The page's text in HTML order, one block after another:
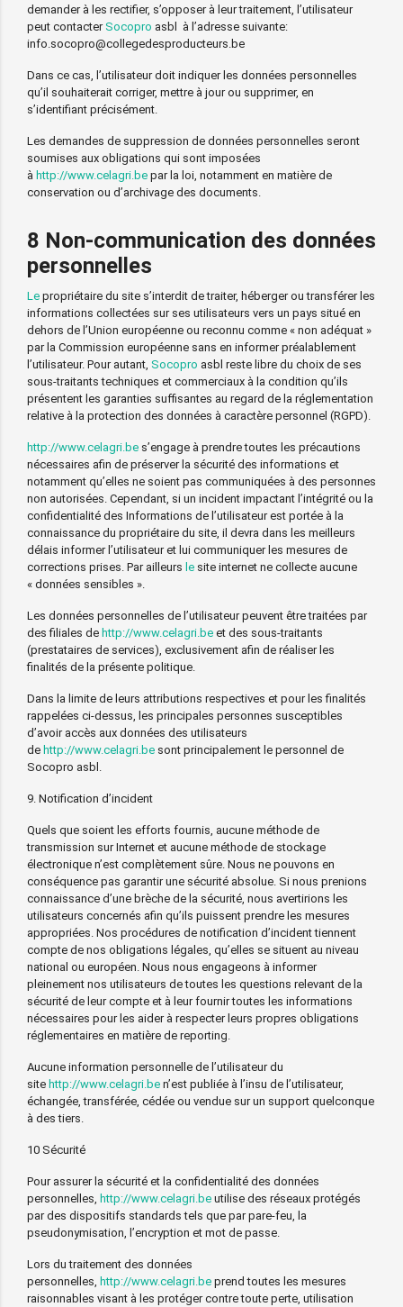
demander à les rectifier, s’opposer à leur traitement, l’utilisateur
peut contacterSocopro asbl à l’adresse suivante:
info.socopro@collegedesproducteurs.be
Dans ce cas, l’utilisateur doit indiquer les données personnelles
qu’il souhaiterait corriger, mettre à jour ou supprimer, en
s’identifiant précisément.
Les demandes de suppression de données personnelles seront
soumises aux obligations qui sont imposées
à http://www.celagri.be par la loi, notamment en matière de
conservation ou d’archivage des documents.
8 Non-communication des données
personnelles
Le propriétaire du site s’interdit de traiter, héberger ou transférer les
informations collectées sur ses utilisateurs vers un pays situé en
dehors de l’Union européenne ou reconnu comme « non adéquat »
par la Commission européenne sans en informer préalablement
l’utilisateur. Pour autant, Socopro asbl reste libre du choix de ses
sous-traitants techniques et commerciaux à la condition qu’ils
présentent les garanties suffisantes au regard de la réglementation
relative à la protection des données à caractère personnel (RGPD).
http://www.celagri.be s’engage à prendre toutes les précautions
nécessaires afin de préserver la sécurité des informations et
notamment qu’elles ne soient pas communiquées à des personnes
non autorisées. Cependant, si un incident impactant l’intégrité ou la
confidentialité des Informations de l’utilisateur est portée à la
connaissance du propriétaire du site, il devra dans les meilleurs
délais informer l’utilisateur et lui communiquer les mesures de
corrections prises. Par ailleurs le site internet ne collecte aucune
« données sensibles ».
Les données personnelles de l’utilisateur peuvent être traitées par
des filiales de http://www.celagri.be et des sous-traitants
(prestataires de services), exclusivement afin de réaliser les
finalités de la présente politique.
Dans la limite de leurs attributions respectives et pour les finalités
rappelées ci-dessus, les principales personnes susceptibles
d’avoir accès aux données des utilisateurs
de http://www.celagri.be sont principalement le personnel de
Socopro asbl.
9. Notification d’incident
Quels que soient les efforts fournis, aucune méthode de
transmission sur Internet et aucune méthode de stockage
électronique n’est complètement sûre. Nous ne pouvons en
conséquence pas garantir une sécurité absolue. Si nous prenions
connaissance d’une brèche de la sécurité, nous avertirions les
utilisateurs concernés afin qu’ils puissent prendre les mesures
appropriées. Nos procédures de notification d’incident tiennent
compte de nos obligations légales, qu’elles se situent au niveau
national ou européen. Nous nous engageons à informer
pleinement nos utilisateurs de toutes les questions relevant de la
sécurité de leur compte et à leur fournir toutes les informations
nécessaires pour les aider à respecter leurs propres obligations
réglementaires en matière de reporting.
Aucune information personnelle de l’utilisateur du
site http://www.celagri.be n’est publiée à l’insu de l’utilisateur,
échangée, transférée, cédée ou vendue sur un support quelconque
à des tiers.
10 Sécurité
Pour assurer la sécurité et la confidentialité des données
personnelles, http://www.celagri.be utilise des réseaux protégés
par des dispositifs standards tels que par pare-feu, la
pseudonymisation, l’encryption et mot de passe.
Lors du traitement des données
personnelles, http://www.celagri.be prend toutes les mesures
raisonnables visant à les protéger contre toute perte, utilisation